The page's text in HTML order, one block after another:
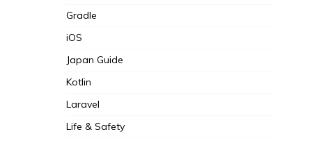
Gradle
iOS
Japan Guide
Kotlin
Laravel
Life & Safety